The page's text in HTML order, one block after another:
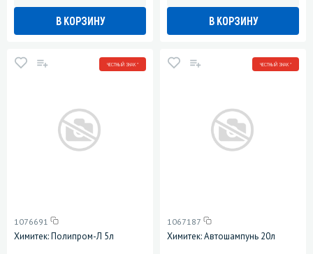
В КОРЗИНУ В КОРЗИНУ
ЧЕСТНЫЙ ЗНАК *
1076691
Химитек: Полипром-Л 5л
ЧЕСТНЫЙ ЗНАК *
1067187
Химитек: Автошампунь 20л